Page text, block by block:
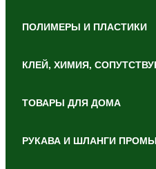
ПОЛИМЕРЫ И ПЛАСТИКИ
КЛЕЙ, ХИМИЯ,
ТОВАРЫ ДЛЯ ДОМА
РУКАВА И ШЛАНГИ